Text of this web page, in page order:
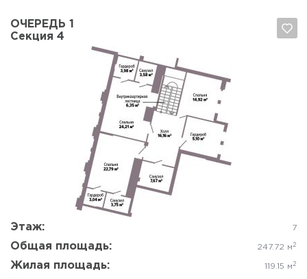
ОЧЕРЕДЬ 1
Секция 4
Этаж: 7
Общая площадь: 247.72 м 2
Жилая площадь: 119.15 м 2
Да, удалить Отмена